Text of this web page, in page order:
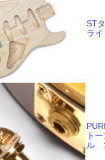
ST
ライ
ト
ル